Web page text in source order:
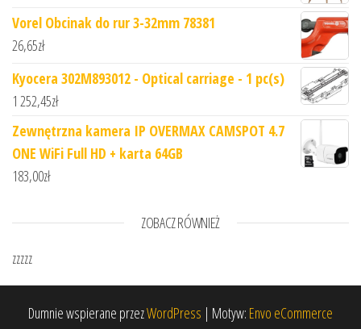
Vorel Obcinak do rur 3-32mm 78381
26,65zł
Kyocera 302M893012 - Optical carriage - 1 pc(s)
1 252,45zł
Zewnętrzna kamera IP OVERMAX CAMSPOT 4.7
ONE WiFi Full HD + karta 64GB
183,00zł
ZOBACZ RÓWNIEŻ
zzzzz
Dumnie wspierane przezWordPress | Motyw: Envo eCommerce